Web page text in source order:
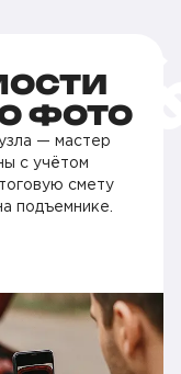
ФОТО
— мастер
с учётом
смету
подъемнике.